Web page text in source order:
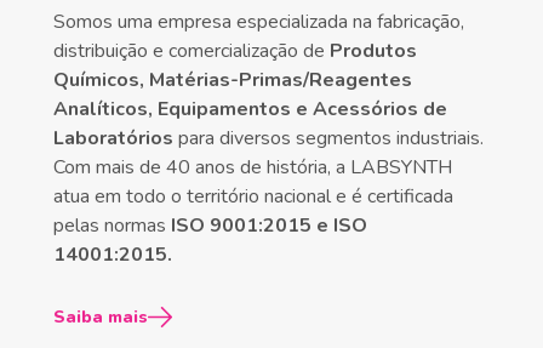
Somos uma empresa especializada na fabricação,
distribuição e comercialização de Produtos
Químicos, Matérias-Primas/Reagentes
Analíticos, Equipamentos e Acessórios de
Laboratórios para diversos segmentos industriais.
Com mais de 40 anos de história, a LABSYNTH
atua em todo o território nacional e é certificada
pelas normas ISO 9001:2015 e ISO
14001:2015.
Saiba mais